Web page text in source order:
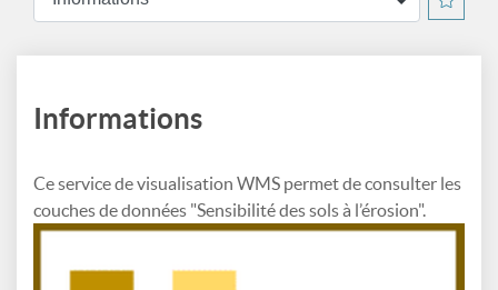
Informations
Ce service de visualisation WMS permet de consulter les
couches de données "Sensibilité des sols à l’érosion".